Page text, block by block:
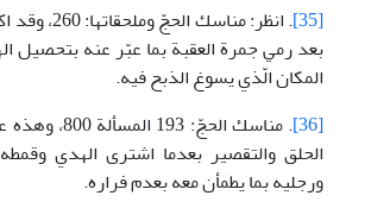
[35]
. انظر: مناسك
بعد رمي جمرة العقبة بما عبّر عنه بتحصيل
المكان الّذي يسوغ الذبح فيه.
[36]
. مناسك الحجّ:
الحلق والتقصير بعدما اشترى الهدي
ورجليه بما يطمأن معه بعدم فراره.